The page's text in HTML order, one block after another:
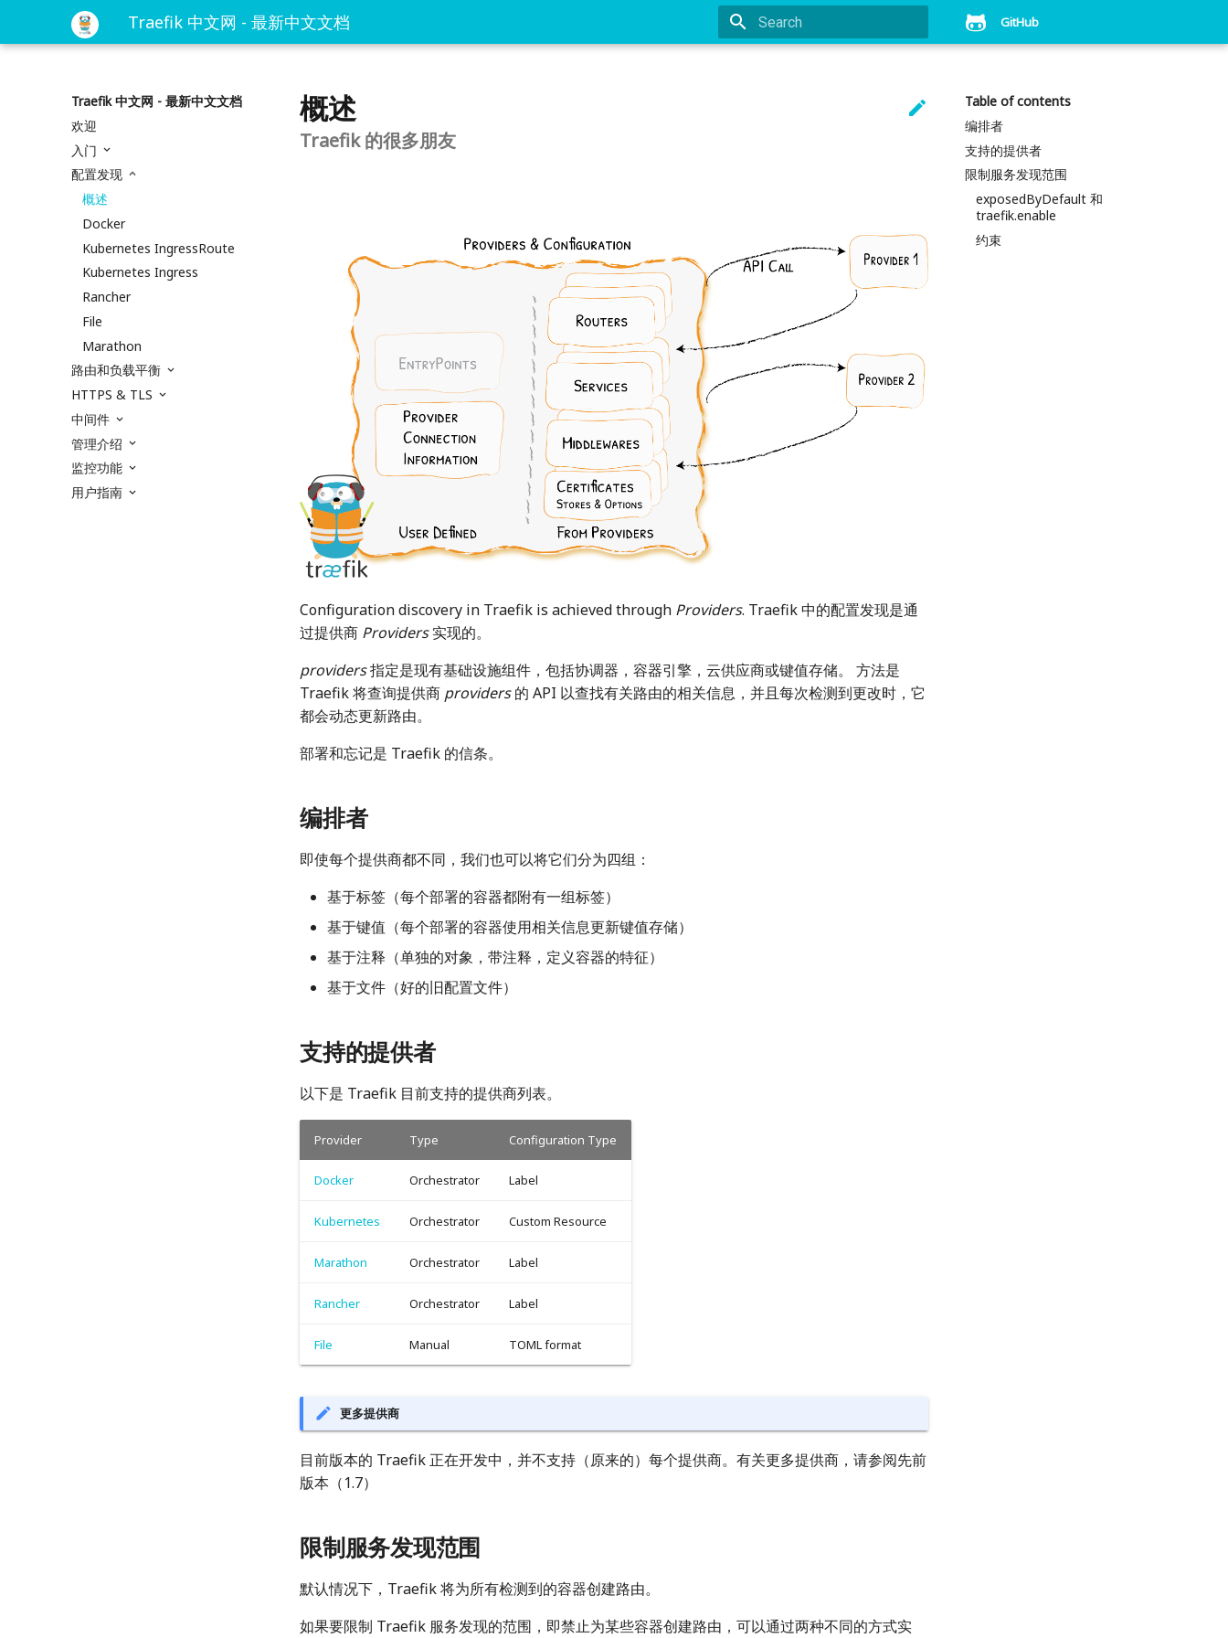
Traefik 中文网 - 最新中文文档 GitHub
Traefik 中文网 - 最新中文文档
欢迎
入门
配置发现
概述
Docker
Kubernetes IngressRoute
Kubernetes Ingress
Rancher
File
Marathon
路由和负载平衡
HTTPS & TLS
中间件
管理介绍
监控功能
用户指南
Table of contents
编排者
支持的提供者
限制服务发现范围
exposedByDefault 和
traefik.enable
约束

概述
Traefik 的很多朋友
Configuration discovery in Traefik is achieved through Providers. Traefik 中的配置发现是通
过提供商 Providers实现的。
providers指定是现有基础设施组件，包括协调器，容器引擎，云供应商或键值存储。 方法是
Traefik 将查询提供商 providers的 API 以查找有关路由的相关信息，并且每次检测到更改时，它
都会动态更新路由。
部署和忘记是 Traefik 的信条。
编排者
即使每个提供商都不同，我们也可以将它们分为四组：
基于标签（每个部署的容器都附有一组标签）
基于键值（每个部署的容器使用相关信息更新键值存储）
基于注释（单独的对象，带注释，定义容器的特征）
基于文件（好的旧配置文件）
支持的提供者
以下是 Traefik 目前支持的提供商列表。
Provider Type Configuration Type
Docker Orchestrator Label
Kubernetes Orchestrator Custom Resource
Marathon Orchestrator Label
Rancher Orchestrator Label
File Manual TOML format
更多提供商
目前版本的 Traefik 正在开发中，并不支持（原来的）每个提供商。有关更多提供商，请参阅先前
版本（1.7）
限制服务发现范围
默认情况下，Traefik 将为所有检测到的容器创建路由。
如果要限制 Traefik 服务发现的范围，即禁止为某些容器创建路由，可以通过两种不同的方式实